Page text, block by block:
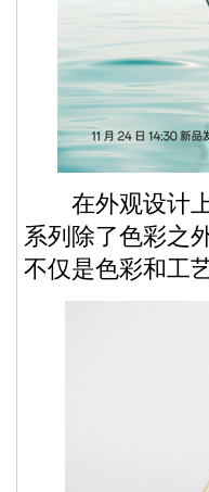
在外观设计上
系列除了色彩之
不仅是色彩和工